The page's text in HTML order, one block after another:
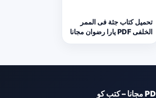
تحميل كتاب جثة فى الممر
الخلفى PDF يارا رضوان مجانا